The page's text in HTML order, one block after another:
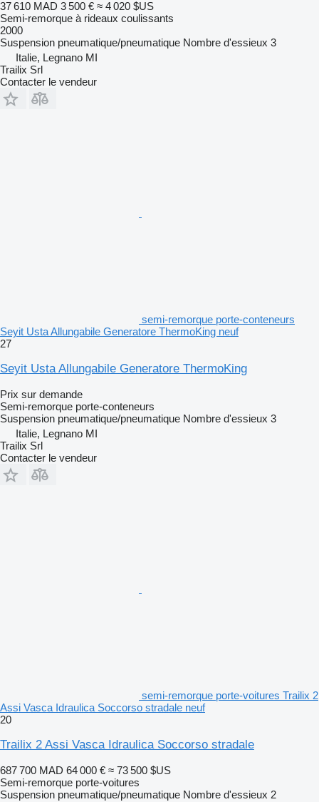
37 610 MAD 3 500 € ≈ 4 020 $US
Semi-remorque à rideaux coulissants
2000
Suspension pneumatique/pneumatique Nombre d'essieux 3
Italie, Legnano MI
Trailix Srl
Contacter le vendeur
semi-remorque porte-conteneurs
Seyit Usta Allungabile Generatore ThermoKing neuf
27
Seyit Usta Allungabile Generatore ThermoKing
Prix sur demande
Semi-remorque porte-conteneurs
Suspension pneumatique/pneumatique Nombre d'essieux 3
Italie, Legnano MI
Trailix Srl
Contacter le vendeur
semi-remorque porte-voitures Trailix 2
Assi Vasca Idraulica Soccorso stradale neuf
20
Trailix 2 Assi Vasca Idraulica Soccorso stradale
687 700 MAD 64 000 € ≈ 73 500 $US
Semi-remorque porte-voitures
Suspension pneumatique/pneumatique Nombre d'essieux 2